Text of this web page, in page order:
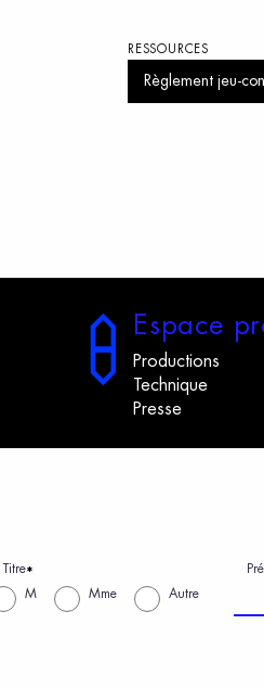
RESSOURCES
Règlement jeu-
Espace p
Productions
Technique
Presse
Titre*
M Mme Autre